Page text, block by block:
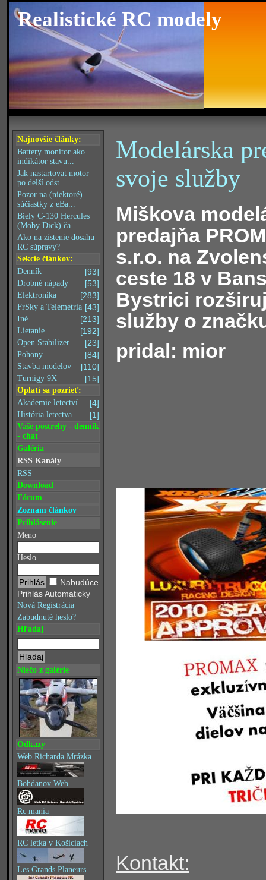
Realistické RC modely
Najnovšie články:
Battery monitor ako
indikátor stavu...
Jak nastartovat motor
po delší odst...
Pozor na (niektoré)
súčiastky z eBa...
Biely C-130 Hercules
(Moby Dick) ča...
Ako na zistenie dosahu
RC súpravy?
Sekcie článkov:
[93]
Denník
[53]
Drobné nápady
[283]
Elektronika
[43]
FrSky a Telemetria
[213]
Iné
[192]
Lietanie
[23]
Open Stabilizer
[84]
Pohony
[110]
Stavba modelov
[15]
Turnigy 9X
Oplatí sa pozrieť:
[4]
Akademie letectví
[1]
História letectva
Vaše postrehy - denník
- chat
Galéria
RSS Kanály
RSS
Download
Fórum
Zoznam článkov
Prihlásenie
Meno
Heslo
Nabudúce
Prihlás Automaticky
Nová Registrácia
Zabudnuté heslo?
Hľadaj
Niečo z galérie
Odkazy
Web Richarda Mrázka
Bohdanov Web
Rc mania
RC letka v Košiciach
Les Grands Planeurs
Modelárska
svoje služby
Miškova
predajňa
s.r.o. na
ceste 18 v
Bystrici
služby o
pridal: mior
Kontakt: